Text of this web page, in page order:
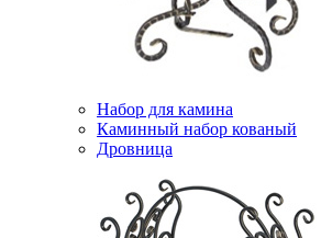
Набор для камина
Каминный набор кованый
Дровница